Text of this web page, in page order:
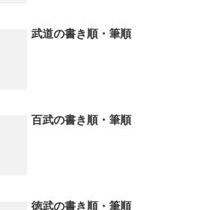
武道の書き順・筆順
百武の書き順・筆順
徳武の書き順・筆順